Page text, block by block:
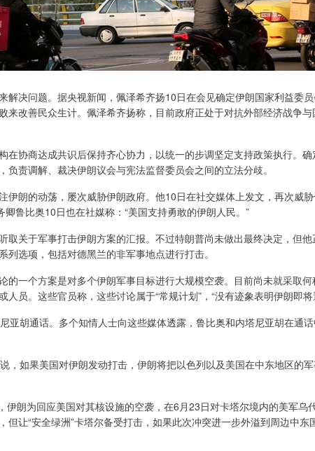
解决问题。据央视新闻，佩泽希齐扬10日在会见确定伊朗国家利益委
来改善民众生计。佩泽希齐扬称，目前政府正处于对抗外部经济战争
在协商达成共识后保持齐心协力，以统一的步调坚定支持政策执行。
负责调解、裁决伊朗议会与宪法监督委员会之间的立法分歧。
伊朗的动荡，屡次威胁伊朗政府。他10日在社交媒体上发文，再次威
卿鲁比奥10日也在社媒称：“美国支持勇敢的伊朗人民。”
取关于军事打击伊朗方案的汇报。不过特朗普尚未做出最终决定，但
列选项，包括对德黑兰的非军事地点进行打击。
的一个方案是对多个伊朗军事目标进行大规模空袭。目前尚未就采取
员。这些官员称，这些讨论属于“常规计划”，“没有迹象表明伊朗即将
亚胡通话。多个知情人士向这些媒体透露，鲁比奥和内塔尼亚胡在通
，如果美国对伊朗发动打击，伊朗将把以色列以及美国在中东地区的军
伊朗为回应美国对其核设施的空袭，在6月23日对卡塔尔境内的美军乌
但让“安全绿洲”卡塔尔备受打击，如果此次冲突进一步外溢到周边中东